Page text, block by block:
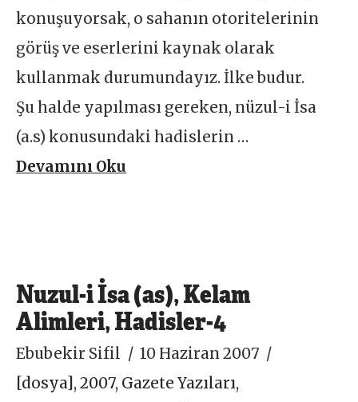
konuşuyorsak, o sahanın otoritelerinin
görüş ve eserlerini kaynak olarak
kullanmak durumundayız. İlke budur.
Şu halde yapılması gereken, nüzul-i İsa
(a.s) konusundaki hadislerin …
Devamını Oku
Nuzul-i İsa (as), Kelam
Alimleri, Hadisler-4
Ebubekir Sifil
10 Haziran 2007
[dosya] ,2007, Gazete Yazıları,